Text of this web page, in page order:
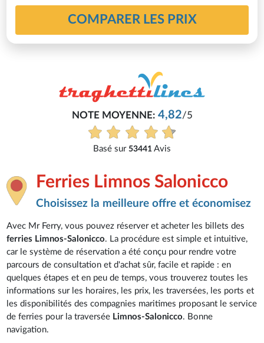
COMPARER LES PRIX
NOTE MOYENNE:4,82/5
Basé sur 53441 Avis
Ferries Limnos Salonicco
Choisissez la meilleure offre et économisez
Avec Mr Ferry, vous pouvez réserver et acheter les billets des
ferries Limnos-Salonicco. La procédure est simple et intuitive,
car le système de réservation a été conçu pour rendre votre
parcours de consultation et d'achat sûr, facile et rapide : en
quelques étapes et en peu de temps, vous trouverez toutes les
informations sur les horaires, les prix, les traversées, les ports et
les disponibilités des compagnies maritimes proposant le service
de ferries pour la traversée Limnos-Salonicco. Bonne
navigation.